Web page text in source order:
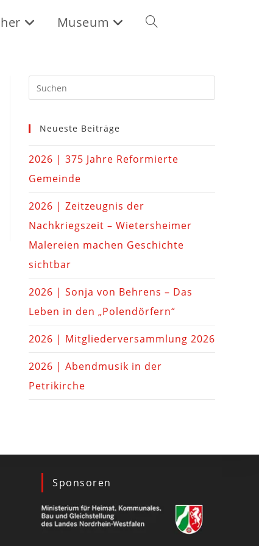
Museum
Neueste Beiträge
2026 | 375 Jahre Reformierte
Gemeinde
2026 | Zeitzeugnis der
Nachkriegszeit – Wietersheimer
Malereien machen Geschichte
sichtbar
2026 | Sonja von Behrens – Das
Leben in den „Polendörfern“
2026 | Mitgliederversammlung 2026
2026 | Abendmusik in der
Petrikirche
Sponsoren